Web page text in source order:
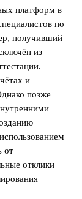
платформ в
по
получивший
из
и
позже
от
отклики